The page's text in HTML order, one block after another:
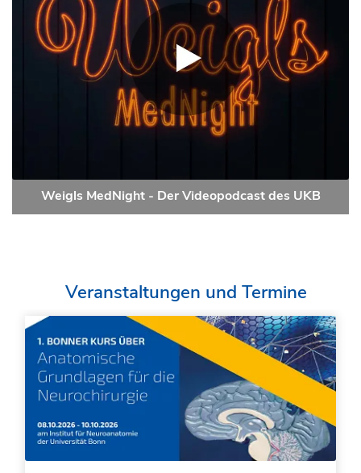
Weigls MedNight - Der Videopodcast des UKB
Veranstaltungen und Termine